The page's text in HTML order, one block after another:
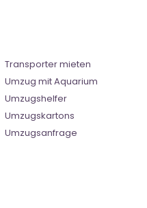
Transporter mieten
Umzug mit Aquarium
Umzugshelfer
Umzugskartons
Umzugsanfrage